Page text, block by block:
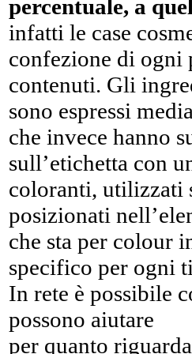
percentuale, a
infatti le case
confezione di ogni
contenuti. Gli
sono espressi
che invece hanno
sull’etichetta con
coloranti, utilizzati
posizionati
che sta per colour
specifico per ogni
In rete è possibile
possono aiutare
per quanto